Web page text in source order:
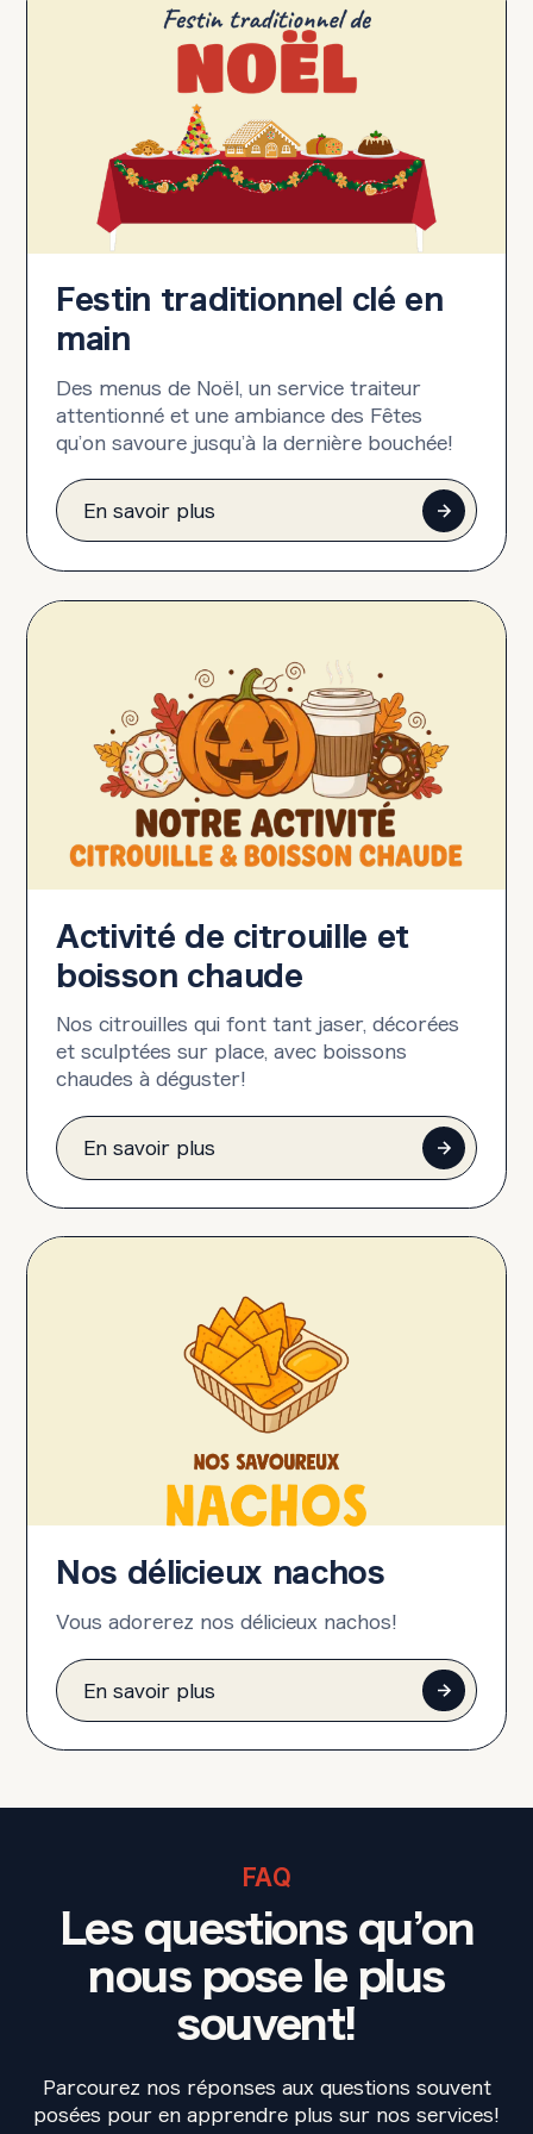
Festin traditionnel clé en
main
Des menus de Noël, un service traiteur
attentionné et une ambiance des Fêtes
qu’on savoure jusqu’à la dernière bouchée!
En savoir plus
Activité de citrouille et
boisson chaude
Nos citrouilles qui font tant jaser, décorées
et sculptées sur place, avec boissons
chaudes à déguster!
En savoir plus
Nos délicieux nachos
Vous adorerez nos délicieux nachos!
En savoir plus
FAQ
Les questions qu’on
nous pose le plus
souvent!
Parcourez nos réponses aux questions souvent
posées pour en apprendre plus sur nos services!